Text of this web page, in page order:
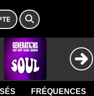
FRÉQUENCES